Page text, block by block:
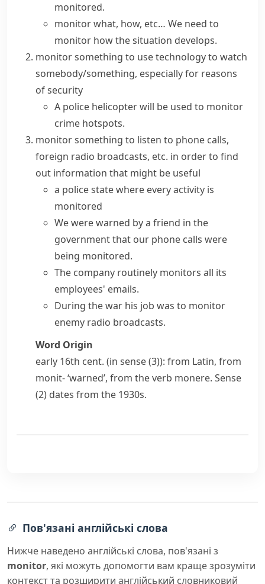
monitored.
monitor what, how, etc… We need to
monitor how the situation develops.
monitor something to use technology to watch
somebody/something, especially for reasons
of security
A police helicopter will be used to monitor
crime hotspots.
monitor something to listen to phone calls,
foreign radio broadcasts, etc. in order to find
out information that might be useful
a police state where every activity is
monitored
We were warned by a friend in the
government that our phone calls were
being monitored.
The company routinely monitors all its
employees' emails.
During the war his job was to monitor
enemy radio broadcasts.
Word Origin
early 16th cent. (in sense (3)): from Latin, from
monit-‘warned’, from the verb monere. Sense
(2) dates from the 1930s.
Пов'язані англійські слова
Нижче наведено англійські слова, пов'язані з
monitor, які можуть допомогти вам краще зрозуміти
контекст та розширити англійський словниковий